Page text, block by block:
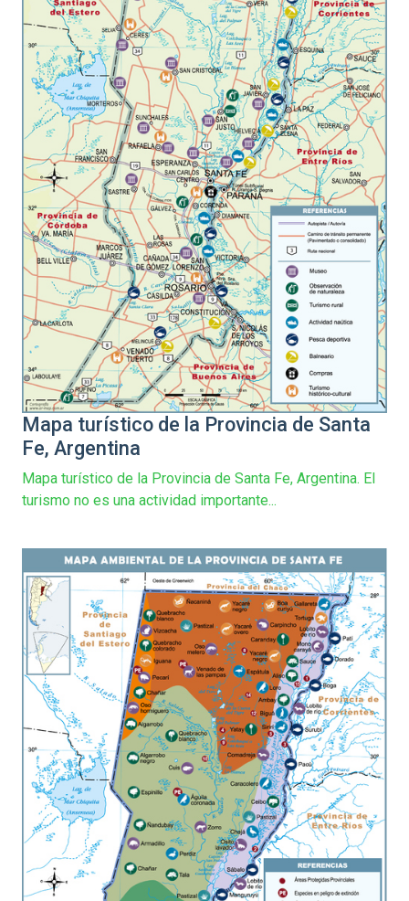
Mapa turístico de la Provincia de Santa
Fe, Argentina
Mapa turístico de la Provincia de Santa Fe, Argentina. El
turismo no es una actividad importante...